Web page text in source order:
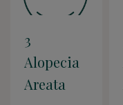
3
Alopecia
Areata